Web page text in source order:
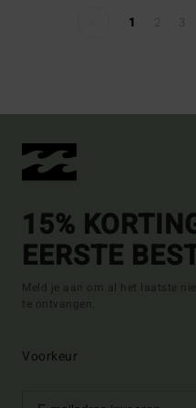
1
15%
EERSTE
Meld je aan om al het laatste
te ontvangen.
Voorkeur